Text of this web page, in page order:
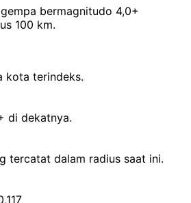
bermagnitudo 4,0+
100 km.
kota terindeks.
di dekatnya.
tercatat dalam radius saat ini.